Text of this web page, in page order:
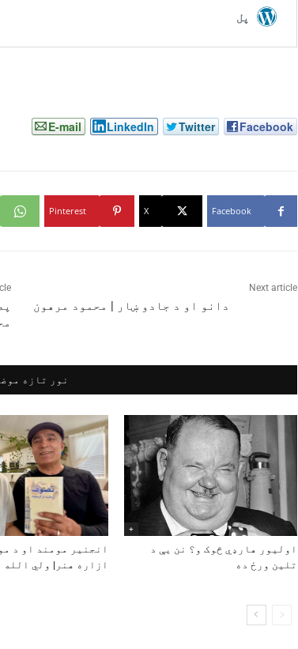
Facebook
Twitter
LinkedIn
E-mail
Facebook
X
Pinterest
Next article
دانو او د جادو ښار | محمود مرهون
نور تازه
+
اولیور هارډي څوک و؟ نن یې د
تلین ورځ ده
انجنیر مومند او د
ازاره هنر| ولي الله